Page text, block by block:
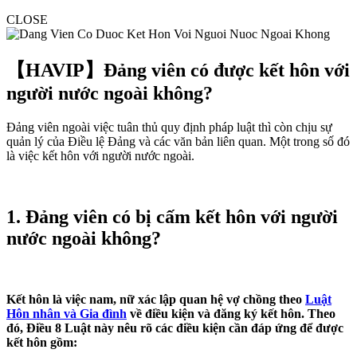
CLOSE
【HAVIP】Đảng viên có được kết hôn với
người nước ngoài không?
Đảng viên ngoài việc tuân thủ quy định pháp luật thì còn chịu sự
quản lý của Điều lệ Đảng và các văn bản liên quan. Một trong số đó
là việc kết hôn với người nước ngoài.
1. Đảng viên có bị cấm kết hôn với người
nước ngoài không?
Kết hôn là việc nam, nữ xác lập quan hệ vợ chồng theo Luật
Hôn nhân và Gia đình về điều kiện và đăng ký kết hôn. Theo
đó, Điều 8 Luật này nêu rõ các điều kiện cần đáp ứng để được
kết hôn gồm: